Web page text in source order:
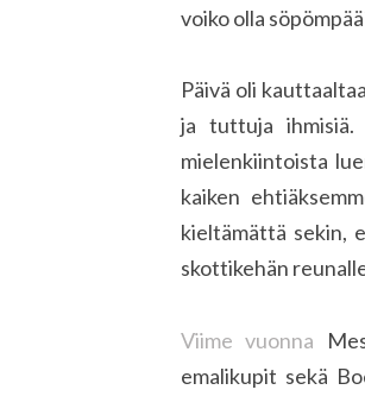
voiko olla
Päivä oli
ja tuttuja ihmisiä.
mielenkiintoista
kaiken
kieltämättä sekin,
skottikehän
Viime vuonna
emalikupit sekä